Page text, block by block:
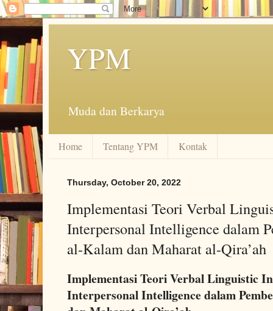
YPM
Muda dan Berkarya
Home Tentang YPM Kontak
Thursday, October 20, 2022
Implementasi Teori Verbal
Interpersonal Intelligence dalam
al-Kalam dan Maharat al-Qira’ah
Implementasi Teori Verbal Linguistic
Interpersonal Intelligence dalam